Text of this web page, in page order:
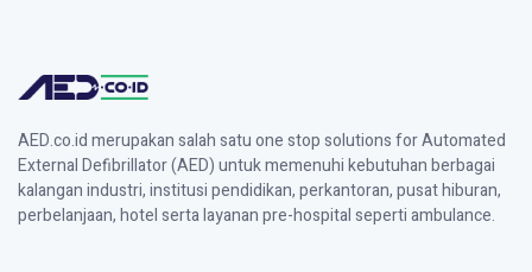
AED.co.id merupakan salah satu one stop solutions for Automated
External Defibrillator (AED) untuk memenuhi kebutuhan berbagai
kalangan industri, institusi pendidikan, perkantoran, pusat hiburan,
perbelanjaan, hotel serta layanan pre-hospital seperti ambulance.